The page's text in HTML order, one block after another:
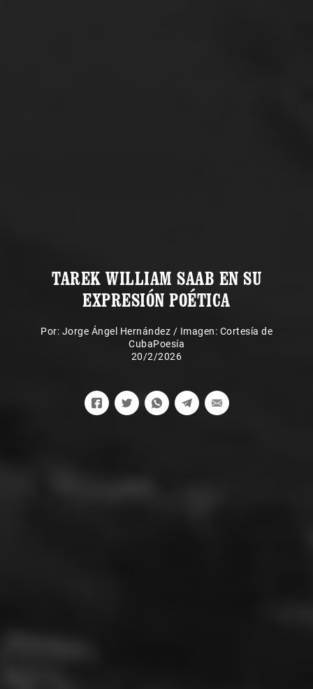
TAREK WILLIAM SAAB EN SU
EXPRESIÓN POÉTICA
Por: Jorge Ángel Hernández / Imagen: Cortesía de
CubaPoesía
20/2/2026